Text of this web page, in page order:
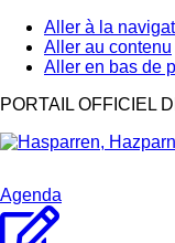
Aller à la
Aller au contenu
Aller en bas de
Hasparren,
Pays
PORTAIL OFFICIEL
Agenda